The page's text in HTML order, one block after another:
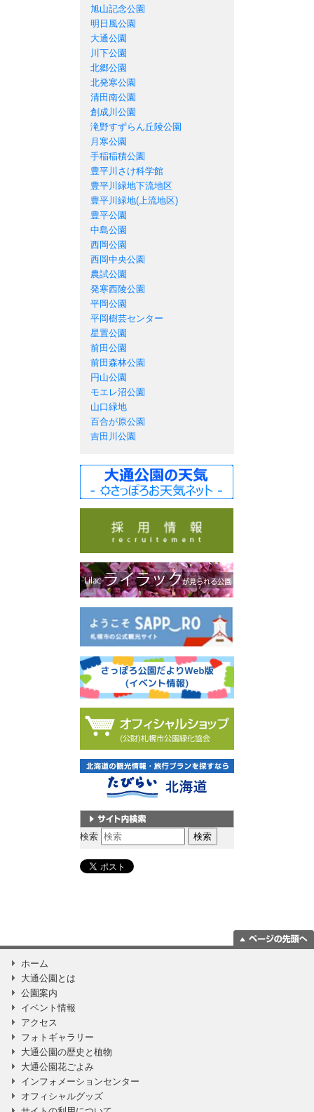
旭山記念公園
明日風公園
大通公園
川下公園
北郷公園
北発寒公園
清田南公園
創成川公園
滝野すずらん丘陵公園
月寒公園
手稲稲積公園
豊平川さけ科学館
豊平川緑地下流地区
豊平川緑地(上流地区)
豊平公園
中島公園
西岡公園
西岡中央公園
農試公園
発寒西陵公園
平岡公園
平岡樹芸センター
星置公園
前田公園
前田森林公園
円山公園
モエレ沼公園
山口緑地
百合が原公園
吉田川公園
サイト内検索
検索
ホーム
大通公園とは
公園案内
イベント情報
アクセス
フォトギャラリー
大通公園の歴史と植物
大通公園花ごよみ
インフォメーションセンター
オフィシャルグッズ